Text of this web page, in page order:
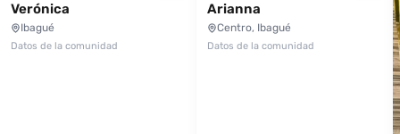
Verónica
Ibagué
Datos de la comunidad
Arianna
Centro, Ibagué
Datos de la comunidad